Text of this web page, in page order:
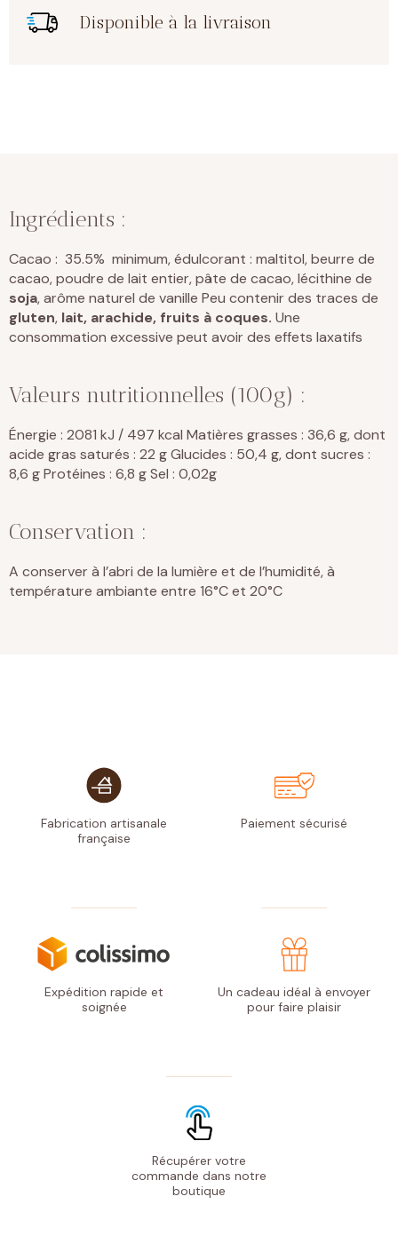
Disponible à la livraison
Ingrédients :
Cacao : 35.5% minimum, édulcorant : maltitol, beurre de
cacao, poudre de lait entier, pâte de cacao, lécithine de
soja, arôme naturel de vanille Peu contenir des traces de
gluten, lait, arachide, fruits à coques. Une
consommation excessive peut avoir des effets laxatifs
Valeurs nutritionnelles (100g) :
Énergie : 2081 kJ / 497 kcal Matières grasses : 36,6 g, dont
acide gras saturés : 22 g Glucides : 50,4 g, dont sucres :
8,6 g Protéines : 6,8 g Sel : 0,02g
Conservation :
A conserver à l’abri de la lumière et de l’humidité, à
température ambiante entre 16°C et 20°C
Fabrication artisanale
française
Paiement sécurisé
Expédition rapide et
soignée
Un cadeau idéal à envoyer
pour faire plaisir
Récupérer votre
commande dans notre
boutique